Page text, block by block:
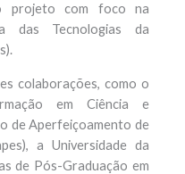
projeto com foco na
das Tecnologias da
colaborações, como o
em Ciência e
de Aperfeiçoamento de
a Universidade da
de Pós-Graduação em